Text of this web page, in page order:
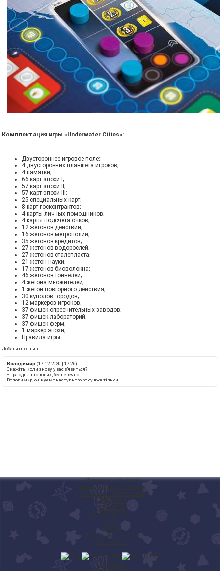
Комплектация игры «Underwater Cities»:
Двустороннее игровое поле;
4 двусторонних планшета игроков;
4 памятки;
66 карт эпохи I;
57 карт эпохи II;
57 карт эпохи III;
25 специальных карт;
8 карт госконтрактов;
4 карты личных помощников;
4 карты подсчёта очков;
12 жетонов действий;
16 жетонов метрополий;
35 жетонов кредитов;
27 жетонов водорослей;
27 жетонов сталепласта;
21 жетон науки;
17 жетонов биоволокна;
46 жетонов тоннелей;
4 жетона множителей;
1 жетон повторного действия;
30 куполов городов;
12 маркеров игроков;
37 фишек опреснительных заводов;
37 фишек лабораторий;
37 фишек ферм;
1 маркер эпохи;
Правила игры
Добавить отзыв
Володимир (17-12-2020 | 17:26)
Скажіть, коли знову у вас з'явиться?
+ Гра одна з топових, безперечно.
Володимир, очікуємо наступного року вже тільки.
◦Оплата и доставка
Обмен и возврат товара
Программа лояльности
◦ Мой заказ
◦ Вакансии
Клуб Ігромаг
Блог
◦ Форум
Публичная оферта
Карта сайта
◦ Манчкин